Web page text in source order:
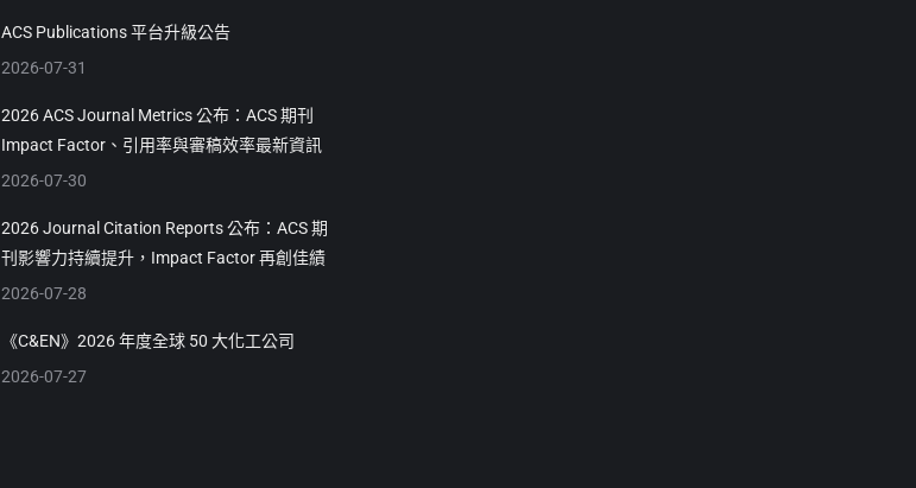
ACS Publications 平台升級公告
2026-07-31
2026 ACS Journal Metrics 公布：ACS 期刊
Impact Factor、引用率與審稿效率最新資訊
2026-07-30
2026 Journal Citation Reports 公布：ACS 期
刊影響力持續提升，Impact Factor 再創佳績
2026-07-28
《C&EN》2026 年度全球 50 大化工公司
2026-07-27